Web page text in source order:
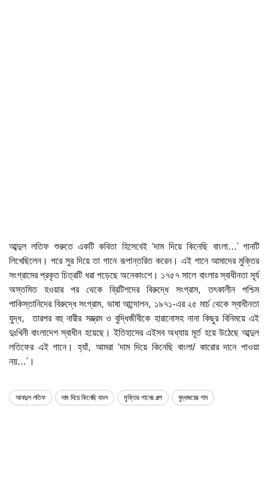
আব্দুল লতিফ শুরুতে একটি কবিতা হিসেবেই ‘দাম দিয়ে কিনেছি বাংলা...’ গানটি
লিখেছিলেন। পরে সুর দিয়ে তা গানে রূপান্তরিত করেন। এই গানে আমাদের মুক্তির
সংগ্রামের প্রকৃত চিত্রটি ধরা পড়েছে অনেকাংশে। ১৭৫৭ সালে বাংলার স্বাধীনতা সূর্য
অস্তমিত হওয়ার পর থেকে ব্রিটিশদের বিরুদ্ধে সংগ্রাম, তৎকালীন পশ্চিম
পাকিস্তানিদের বিরুদ্ধে সংগ্রাম, ভাষা আন্দোলন, ১৯৭১-এর ২৫ মার্চ থেকে স্বাধীনতা
যুদ্ধ, তারপর বহু নারীর সম্ভ্রম ও বুদ্ধিজীবীকে হারানোসহ নানা কিছুর বিনিময়ে এই
দুঃখিনী বাংলাদেশ স্বাধীন হয়েছে। ইতিহাসের এইসব অধ্যায় মূর্ত হয়ে উঠেছে আব্দুল
লতিফের এই গানে। হ্যাঁ, আমরা ‘দাম দিয়ে কিনেছি বাংলা/ কারোর দানে পাওয়া
নয়…’।
আবদুল লতিফ দাম দিয়ে কিনেছি বাংল মুক্তির গানের গল্প যুদ্ধজয়ের গান